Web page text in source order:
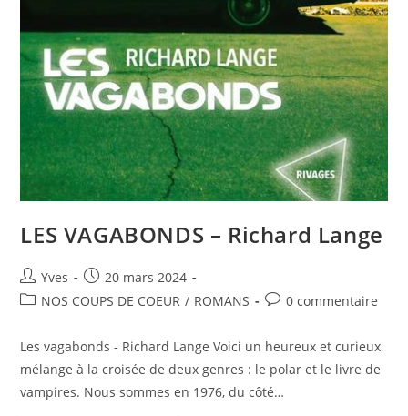
LES VAGABONDS – Richard Lange
Yves
20 mars 2024
NOS COUPS DE COEUR / ROMANS 0 commentaire
Les vagabonds - Richard Lange Voici un heureux et curieux
mélange à la croisée de deux genres : le polar et le livre de
vampires. Nous sommes en 1976, du côté…